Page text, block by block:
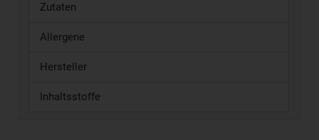
Zutaten
Allergene
Hersteller
Inhaltsstoffe